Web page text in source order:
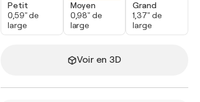
Petit
0,59" de
large
Moyen
0,98" de
large
Grand
1,37" de
large
Voir en 3D